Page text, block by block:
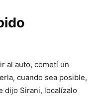
al auto, cometí un
cuando sea posible,
dijo Sirani, localízalo